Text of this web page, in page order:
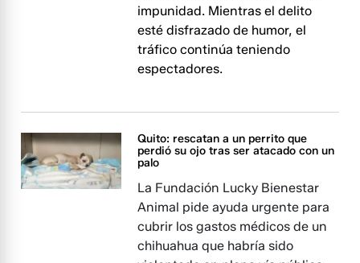
impunidad. Mientras el delito
esté disfrazado de humor, el
tráfico continúa teniendo
espectadores.
Quito: rescatan a un perrito que
perdió su ojo tras ser atacado con un
palo
La Fundación Lucky Bienestar
Animal pide ayuda urgente para
cubrir los gastos médicos de un
chihuahua que habría sido